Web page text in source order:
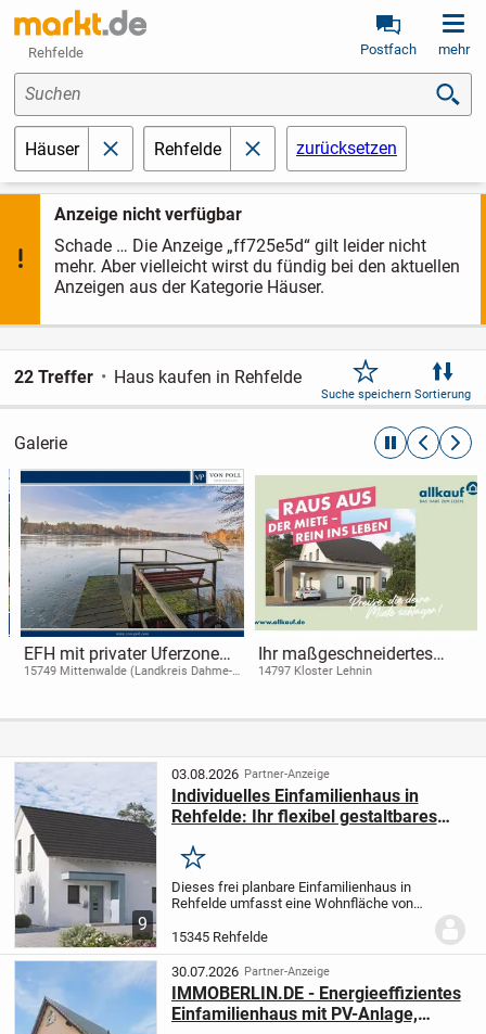
Rehfelde Postfach mehr
Anzeige nicht verfügbar
Schade … Die Anzeige „ff725e5d“ gilt leider nicht
mehr. Aber vielleicht wirst du fündig bei den aktuellen
Anzeigen aus der Kategorie Häuser.
Suchen
Häuser schließenRehfelde schließenzurücksetzen
22 Treffer Haus kaufen in Rehfelde
Suche speichern Sortierung
Galerie automatische
EFH mit privater Uferzone
und Steganlage am
Zimmern, Scheune und
15749 Mittenwalde (Landkreis Dahme-
Ihr maßgeschneidertes
Zuhause - nach Ihren
14797 Kloster Lehnin
9
03.08.2026 Partner-Anzeige
Individuelles Einfamilienhaus in
Rehfelde: Ihr flexibel gestaltbares
Merken
Dieses frei planbare Einfamilienhaus in
Rehfelde umfasst eine Wohnfläche von
Zimmern ausreichend Platz für Ihre
Familie. Auf einem 522 m² großen
Grundstück in...
15345 Rehfelde
30.07.2026 Partner-Anzeige
IMMOBERLIN.DE - Energieeffizientes
Einfamilienhaus mit PV-Anlage,